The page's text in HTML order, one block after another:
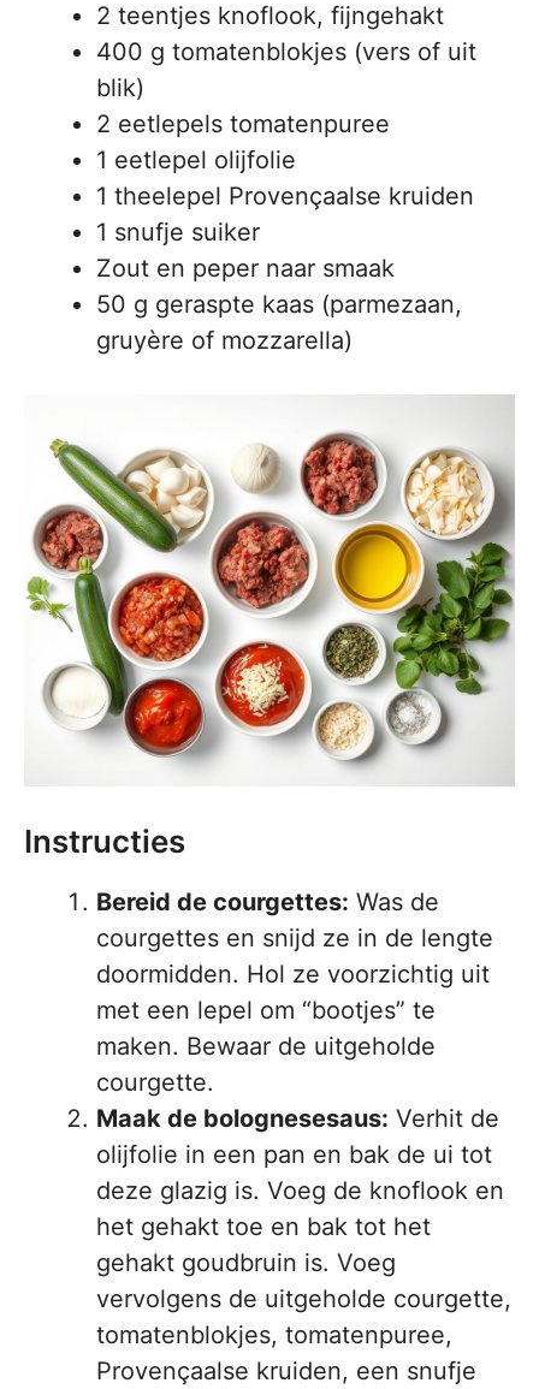
2 teentjes knoflook, fijngehakt
400 g tomatenblokjes (vers of uit
blik)
2 eetlepels tomatenpuree
1 eetlepel olijfolie
1 theelepel Provençaalse kruiden
1 snufje suiker
Zout en peper naar smaak
50 g geraspte kaas (parmezaan,
gruyère of mozzarella)
Instructies
Bereid de courgettes: Was de
courgettes en snijd ze in de lengte
doormidden. Hol ze voorzichtig uit
met een lepel om “bootjes” te
maken. Bewaar de uitgeholde
courgette.
Maak de bolognesesaus: Verhit de
olijfolie in een pan en bak de ui tot
deze glazig is. Voeg de knoflook en
het gehakt toe en bak tot het
gehakt goudbruin is. Voeg
vervolgens de uitgeholde courgette,
tomatenblokjes, tomatenpuree,
Provençaalse kruiden, een snufje